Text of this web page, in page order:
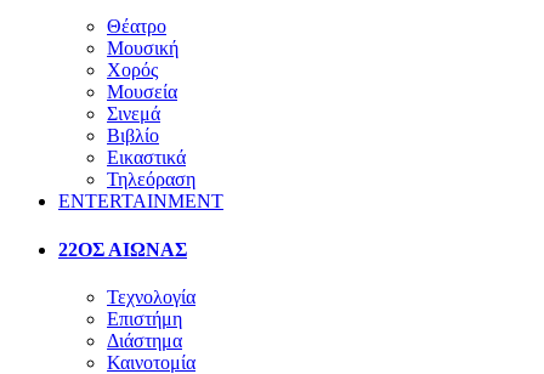
Θέατρο
Μουσική
Χορός
Μουσεία
Σινεμά
Βιβλίο
Εικαστικά
Τηλεόραση
ENTERTAINMENT
22ΟΣ ΑΙΩΝΑΣ
Τεχνολογία
Επιστήμη
Διάστημα
Καινοτομία